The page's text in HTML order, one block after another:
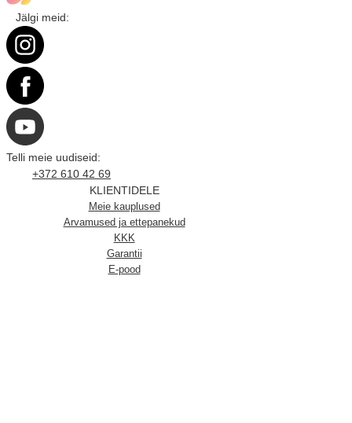
Jälgi meid:
Telli meie uudiseid:
+372 610 42 69
KLIENTIDELE
Meie kauplused
Arvamused ja ettepanekud
KKK
Garantii
E-pood